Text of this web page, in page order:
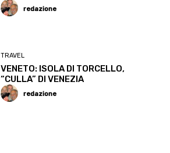
redazione
TRAVEL
VENETO: ISOLA DI TORCELLO,
“CULLA” DI VENEZIA
redazione